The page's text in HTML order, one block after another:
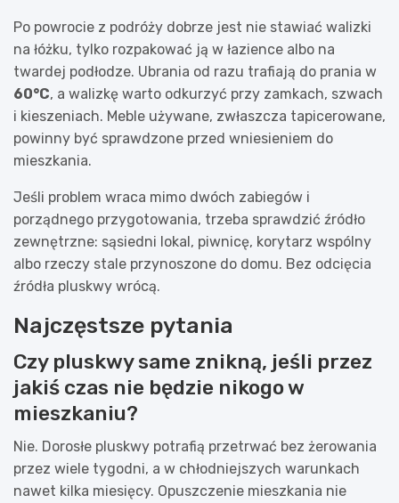
Po powrocie z podróży dobrze jest nie stawiać walizki
na łóżku, tylko rozpakować ją w łazience albo na
twardej podłodze. Ubrania od razu trafiają do prania w
60°C, a walizkę warto odkurzyć przy zamkach, szwach
i kieszeniach. Meble używane, zwłaszcza tapicerowane,
powinny być sprawdzone przed wniesieniem do
mieszkania.
Jeśli problem wraca mimo dwóch zabiegów i
porządnego przygotowania, trzeba sprawdzić źródło
zewnętrzne: sąsiedni lokal, piwnicę, korytarz wspólny
albo rzeczy stale przynoszone do domu. Bez odcięcia
źródła pluskwy wrócą.
Najczęstsze pytania
Czy pluskwy same znikną, jeśli przez
jakiś czas nie będzie nikogo w
mieszkaniu?
Nie. Dorosłe pluskwy potrafią przetrwać bez żerowania
przez wiele tygodni, a w chłodniejszych warunkach
nawet kilka miesięcy. Opuszczenie mieszkania nie